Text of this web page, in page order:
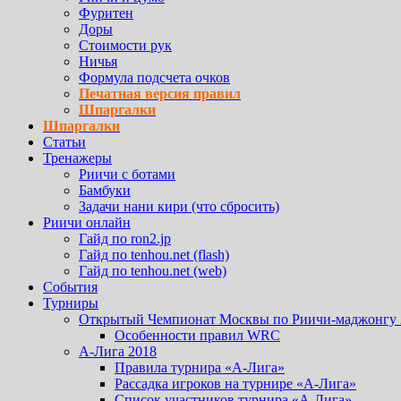
Фуритен
Доры
Стоимости рук
Ничья
Формула подсчета очков
Печатная версия правил
Шпаргалки
Шпаргалки
Статьи
Тренажеры
Риичи с ботами
Бамбуки
Задачи нани кири (что сбросить)
Риичи онлайн
Гайд по ron2.jp
Гайд по tenhou.net (flash)
Гайд по tenhou.net (web)
События
Турниры
Открытый Чемпионат Москвы по Риичи-маджонгу
Особенности правил WRC
А-Лига 2018
Правила турнира «А-Лига»
Рассадка игроков на турнире «А-Лига»